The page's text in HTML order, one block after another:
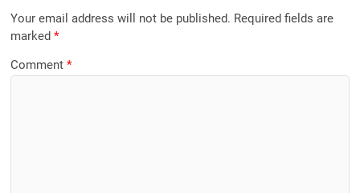
Your email address will not be published. Required fields are
marked*
Comment*